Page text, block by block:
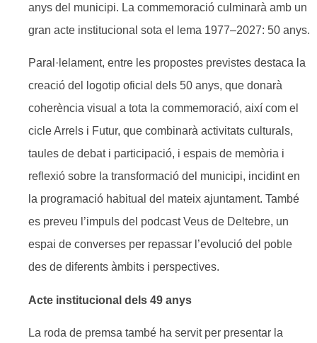
anys del municipi. La commemoració culminarà amb un
gran acte institucional sota el lema 1977–2027: 50 anys.
Paral·lelament, entre les propostes previstes destaca la
creació del logotip oficial dels 50 anys, que donarà
coherència visual a tota la commemoració, així com el
cicle Arrels i Futur, que combinarà activitats culturals,
taules de debat i participació, i espais de memòria i
reflexió sobre la transformació del municipi, incidint en
la programació habitual del mateix ajuntament. També
es preveu l’impuls del podcast Veus de Deltebre, un
espai de converses per repassar l’evolució del poble
des de diferents àmbits i perspectives.
Acte institucional dels 49 anys
La roda de premsa també ha servit per presentar la